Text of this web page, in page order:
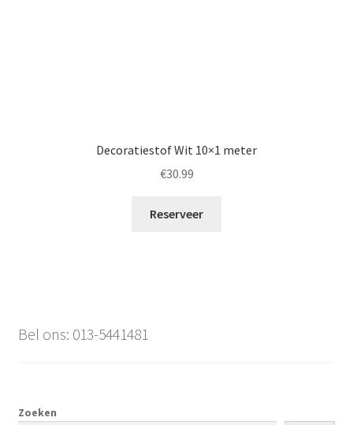
Decoratiestof Wit 10×1 meter
€30.99
Reserveer
Bel ons: 013-5441481
Zoeken